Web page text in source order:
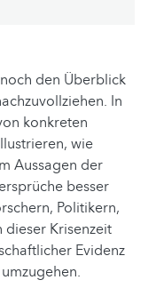
den Überblick
In
konkreten
wie
Aussagen der
besser
Politikern,
Krisenzeit
Evidenz